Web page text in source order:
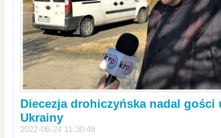
Diecezja drohiczyńska nadal gości
Ukrainy
2022-06-24 11:30:48